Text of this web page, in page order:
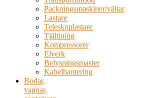
Packningsmaskiner/vältar
Lastare
Teleskoplastare
Tjältining
Kompressorer
Elverk
Belysningsmaster
Kabelhantering
Bodar,
vagnar,